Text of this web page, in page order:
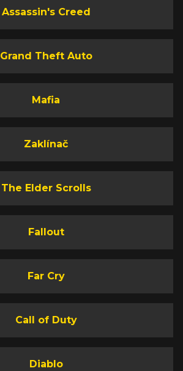
Assassin's Creed
Grand Theft Auto
Mafia
Zaklínač
The Elder Scrolls
Fallout
Far Cry
Call of Duty
Diablo